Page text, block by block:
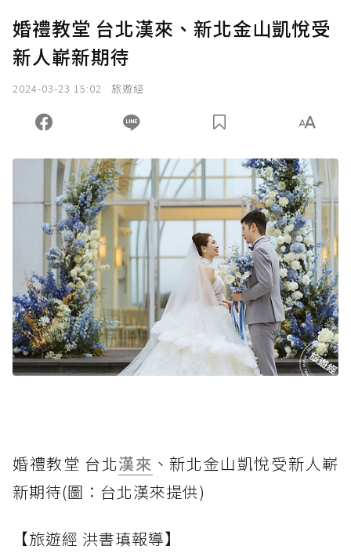
婚禮教堂 台北漢來、新北金山凱悅受
新人嶄新期待
2024-03-23 15:02 旅遊經
婚禮教堂 台北漢來 、新北金山凱悅受新人嶄
新期待(圖：台北漢來提供)
【旅遊經 洪書瑱報導】